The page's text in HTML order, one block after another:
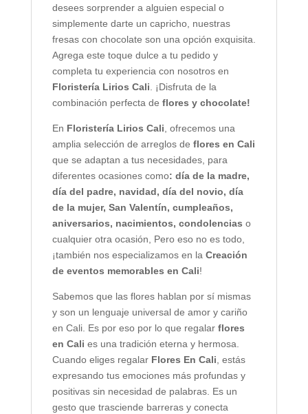
desees sorprender a alguien especial o
simplemente darte un capricho, nuestras
fresas con chocolate son una opción exquisita.
Agrega este toque dulce a tu pedido y
completa tu experiencia con nosotros en
Floristería Lirios Cali. ¡Disfruta de la
combinación perfecta de flores y chocolate!
En Floristería Lirios Cali, ofrecemos una
amplia selección de arreglos de flores en Cali
que se adaptan a tus necesidades, para
diferentes ocasiones como: día de la madre,
día del padre, navidad, día del novio, día
de la mujer, San Valentín, cumpleaños,
aniversarios, nacimientos, condolencias o
cualquier otra ocasión, Pero eso no es todo,
¡también nos especializamos en la Creación
de eventos memorables en Cali!
Sabemos que las flores hablan por sí mismas
y son un lenguaje universal de amor y cariño
en Cali. Es por eso por lo que regalar flores
en Cali es una tradición eterna y hermosa.
Cuando eliges regalar Flores En Cali, estás
expresando tus emociones más profundas y
positivas sin necesidad de palabras. Es un
gesto que trasciende barreras y conecta